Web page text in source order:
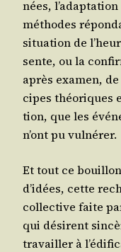
nées, l’a­dap­ta­tion
méthodes
situa­tion de
sente, ou la
après exa­men,
cipes théo­riques
tion, que les
n’ont pu vulnérer.
Et tout ce
d’i­dées, cette
col­lec­tive faite
qui dési­rent
tra­vailler à